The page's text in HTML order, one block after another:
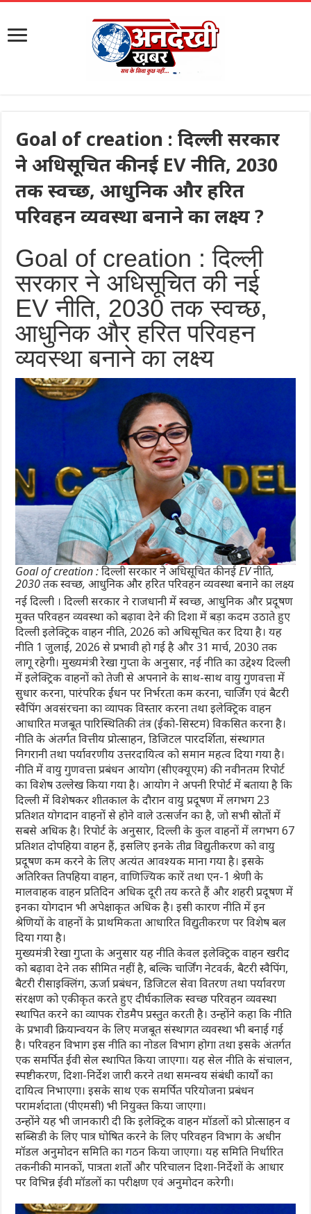
Goal of creation : दिल्ली सरकार
ने अधिसूचित की नई EV नीति, 2030
तक स्वच्छ, आधुनिक और हरित
परिवहन व्यवस्था बनाने का लक्ष्य ?
Goal of creation : दिल्ली
सरकार ने अधिसूचित की नई
EV नीति, 2030 तक स्वच्छ,
आधुनिक और हरित परिवहन
व्यवस्था बनाने का लक्ष्य
Goal of creation : दिल्ली सरकार ने अधिसूचित की नई EV नीति,
2030 तक स्वच्छ, आधुनिक और हरित परिवहन व्यवस्था बनाने का लक्ष्य
नई दिल्ली । दिल्ली सरकार ने राजधानी में स्वच्छ, आधुनिक और प्रदूषण
मुक्त परिवहन व्यवस्था को बढ़ावा देने की दिशा में बड़ा कदम उठाते हुए
दिल्ली इलेक्ट्रिक वाहन नीति, 2026 को अधिसूचित कर दिया है। यह
नीति 1 जुलाई, 2026 से प्रभावी हो गई है और 31 मार्च, 2030 तक
लागू रहेगी। मुख्यमंत्री रेखा गुप्ता के अनुसार, नई नीति का उद्देश्य दिल्ली
में इलेक्ट्रिक वाहनों को तेजी से अपनाने के साथ-साथ वायु गुणवत्ता में
सुधार करना, पारंपरिक ईंधन पर निर्भरता कम करना, चार्जिंग एवं बैटरी
स्वैपिंग अवसंरचना का व्यापक विस्तार करना तथा इलेक्ट्रिक वाहन
आधारित मजबूत पारिस्थितिकी तंत्र (ईको-सिस्टम) विकसित करना है।
नीति के अंतर्गत वित्तीय प्रोत्साहन, डिजिटल पारदर्शिता, संस्थागत
निगरानी तथा पर्यावरणीय उत्तरदायित्व को समान महत्व दिया गया है।
नीति में वायु गुणवत्ता प्रबंधन आयोग (सीएक्यूएम) की नवीनतम रिपोर्ट
का विशेष उल्लेख किया गया है। आयोग ने अपनी रिपोर्ट में बताया है कि
दिल्ली में विशेषकर शीतकाल के दौरान वायु प्रदूषण में लगभग 23
प्रतिशत योगदान वाहनों से होने वाले उत्सर्जन का है, जो सभी स्रोतों में
सबसे अधिक है। रिपोर्ट के अनुसार, दिल्ली के कुल वाहनों में लगभग 67
प्रतिशत दोपहिया वाहन हैं, इसलिए इनके तीव्र विद्युतीकरण को वायु
प्रदूषण कम करने के लिए अत्यंत आवश्यक माना गया है। इसके
अतिरिक्त तिपहिया वाहन, वाणिज्यिक कारें तथा एन-1 श्रेणी के
मालवाहक वाहन प्रतिदिन अधिक दूरी तय करते हैं और शहरी प्रदूषण में
इनका योगदान भी अपेक्षाकृत अधिक है। इसी कारण नीति में इन
श्रेणियों के वाहनों के प्राथमिकता आधारित विद्युतीकरण पर विशेष बल
दिया गया है।
मुख्यमंत्री रेखा गुप्ता के अनुसार यह नीति केवल इलेक्ट्रिक वाहन खरीद
को बढ़ावा देने तक सीमित नहीं है, बल्कि चार्जिंग नेटवर्क, बैटरी स्वैपिंग,
बैटरी रीसाइक्लिंग, ऊर्जा प्रबंधन, डिजिटल सेवा वितरण तथा पर्यावरण
संरक्षण को एकीकृत करते हुए दीर्घकालिक स्वच्छ परिवहन व्यवस्था
स्थापित करने का व्यापक रोडमैप प्रस्तुत करती है। उन्होंने कहा कि नीति
के प्रभावी क्रियान्वयन के लिए मजबूत संस्थागत व्यवस्था भी बनाई गई
है। परिवहन विभाग इस नीति का नोडल विभाग होगा तथा इसके अंतर्गत
एक समर्पित ईवी सेल स्थापित किया जाएगा। यह सेल नीति के संचालन,
स्पष्टीकरण, दिशा-निर्देश जारी करने तथा समन्वय संबंधी कार्यों का
दायित्व निभाएगा। इसके साथ एक समर्पित परियोजना प्रबंधन
परामर्शदाता (पीएमसी) भी नियुक्त किया जाएगा।
उन्होंने यह भी जानकारी दी कि इलेक्ट्रिक वाहन मॉडलों को प्रोत्साहन व
सब्सिडी के लिए पात्र घोषित करने के लिए परिवहन विभाग के अधीन
मॉडल अनुमोदन समिति का गठन किया जाएगा। यह समिति निर्धारित
तकनीकी मानकों, पात्रता शर्तों और परिचालन दिशा-निर्देशों के आधार
पर विभिन्न ईवी मॉडलों का परीक्षण एवं अनुमोदन करेगी।